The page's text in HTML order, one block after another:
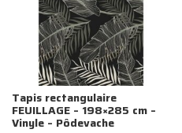
Tapis rectangulaire
FEUILLAGE – 198×285 cm –
Vinyle – Pôdevache